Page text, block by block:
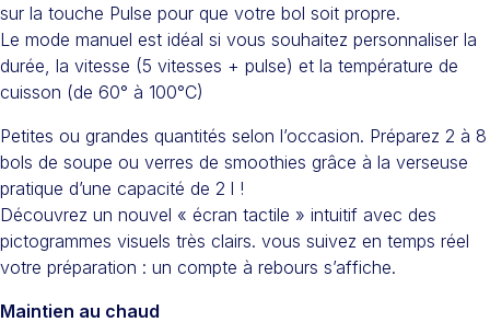
sur la touche Pulse pour que votre bol soit propre.
Le mode manuel est idéal si vous souhaitez personnaliser la
durée, la vitesse (5 vitesses + pulse) et la température de
cuisson (de 60° à 100°C)
Petites ou grandes quantités selon l’occasion. Préparez 2 à 8
bols de soupe ou verres de smoothies grâce à la verseuse
pratique d’une capacité de 2 l !
Découvrez un nouvel « écran tactile » intuitif avec des
pictogrammes visuels très clairs. vous suivez en temps réel
votre préparation : un compte à rebours s’affiche.
Maintien au chaud